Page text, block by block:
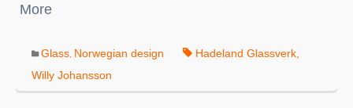
More
Glass Norwegian design Hadeland Glassverk
Willy Johansson